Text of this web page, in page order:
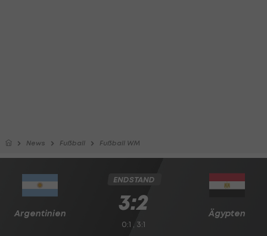
News Fußball Fußball WM
Argentinien Ägypten
ENDSTAND
3:2
0:1 , 3:1